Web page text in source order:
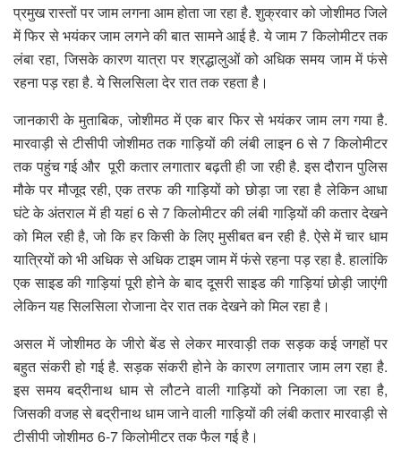
प्रमुख रास्तों पर जाम लगना आम होता जा रहा है. शुक्रवार को जोशीमठ जिले
में फिर से भयंकर जाम लगने की बात सामने आई है. ये जाम 7 किलोमीटर तक
लंबा रहा, जिसके कारण यात्रा पर श्रद्धालुओं को अधिक समय जाम में फंसे
रहना पड़ रहा है. ये सिलसिला देर रात तक रहता है।
जानकारी के मुताबिक, जोशीमठ में एक बार फिर से भयंकर जाम लग गया है.
मारवाड़ी से टीसीपी जोशीमठ तक गाड़ियों की लंबी लाइन 6 से 7 किलोमीटर
तक पहुंच गई और पूरी कतार लगातार बढ़ती ही जा रही है. इस दौरान पुलिस
मौके पर मौजूद रही, एक तरफ की गाड़ियों को छोड़ा जा रहा है लेकिन आधा
घंटे के अंतराल में ही यहां 6 से 7 किलोमीटर की लंबी गाड़ियों की कतार देखने
को मिल रही है, जो कि हर किसी के लिए मुसीबत बन रही है. ऐसे में चार धाम
यात्रियों को भी अधिक से अधिक टाइम जाम में फंसे रहना पड़ रहा है. हालांकि
एक साइड की गाड़ियां पूरी होने के बाद दूसरी साइड की गाड़ियां छोड़ी जाएंगी
लेकिन यह सिलसिला रोजाना देर रात तक देखने को मिल रहा है।
असल में जोशीमठ के जीरो बेंड से लेकर मारवाड़ी तक सड़क कई जगहों पर
बहुत संकरी हो गई है. सड़क संकरी होने के कारण लगातार जाम लग रहा है.
इस समय बद्रीनाथ धाम से लौटने वाली गाड़ियों को निकाला जा रहा है,
जिसकी वजह से बद्रीनाथ धाम जाने वाली गाड़ियों की लंबी कतार मारवाड़ी से
टीसीपी जोशीमठ 6-7 किलोमीटर तक फैल गई है।